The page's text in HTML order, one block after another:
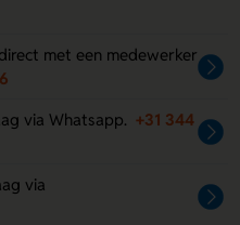
met een medewerker
via Whatsapp. +31 344
via